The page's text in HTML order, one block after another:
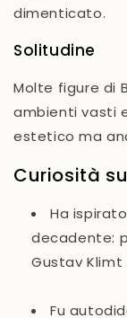
dimenticato.
Solitudine
Molte figure di
ambienti vasti
estetico ma
Curiosità
Ha
decadente:
Gustav Klimt
Fu